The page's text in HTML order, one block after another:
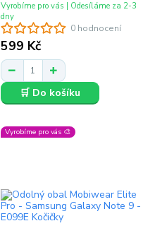
0 hodnocení
599 Kč
Vyrobíme pro vás | Odesíláme za 2-3
dny
🛒 Do košíku
Vyrobíme pro vás 🎨